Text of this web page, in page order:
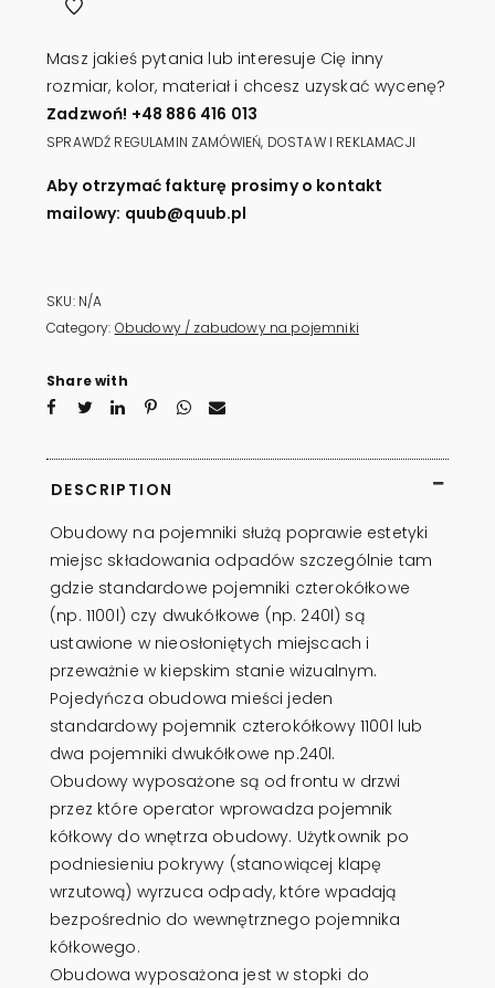
QUUB
quantity
Masz jakieś pytania lub interesuje Cię inny
rozmiar, kolor, materiał i chcesz uzyskać wycenę?
Zadzwoń! +48 886 416 013
SPRAWDŹ REGULAMIN ZAMÓWIEŃ, DOSTAW I REKLAMACJI
Aby otrzymać fakturę prosimy o kontakt
mailowy: quub@quub.pl
SKU: N/A
Category: Obudowy / zabudowy na pojemniki
Share with
DESCRIPTION
Obudowy na pojemniki służą poprawie estetyki
miejsc składowania odpadów szczególnie tam
gdzie standardowe pojemniki czterokółkowe
(np. 1100l) czy dwukółkowe (np. 240l) są
ustawione w nieosłoniętych miejscach i
przeważnie w kiepskim stanie wizualnym.
Pojedyńcza obudowa mieści jeden
standardowy pojemnik czterokółkowy 1100l lub
dwa pojemniki dwukółkowe np.240l.
Obudowy wyposażone są od frontu w drzwi
przez które operator wprowadza pojemnik
kółkowy do wnętrza obudowy. Użytkownik po
podniesieniu pokrywy (stanowiącej klapę
wrzutową) wyrzuca odpady, które wpadają
bezpośrednio do wewnętrznego pojemnika
kółkowego.
Obudowa wyposażona jest w stopki do